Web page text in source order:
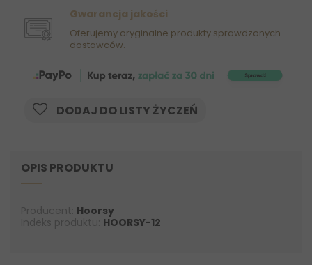
Gwarancja jakości
Oferujemy oryginalne produkty sprawdzonych
dostawców.
DODAJ DO LISTY ŻYCZEŃ
OPIS PRODUKTU
Producent: Hoorsy
Indeks produktu: HOORSY-12